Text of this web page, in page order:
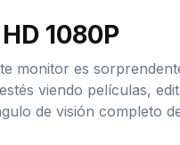
1080P
monitor es
viendo películas,
de visión completo